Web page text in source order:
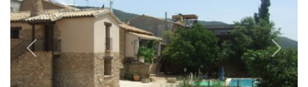
Anterior